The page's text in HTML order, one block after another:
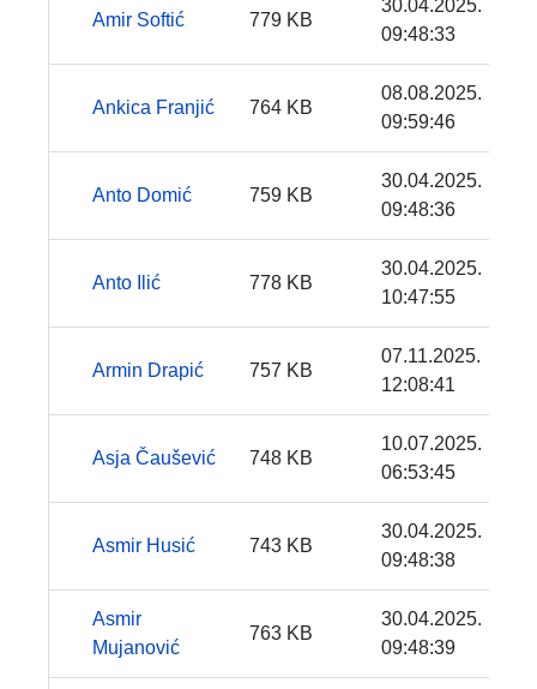
Amir Softić 779 KB
30.04.2025.
09:48:33
Ankica Franjić 764 KB
08.08.2025.
09:59:46
Anto Domić 759 KB
30.04.2025.
09:48:36
Anto Ilić 778 KB
30.04.2025.
10:47:55
Armin Drapić 757 KB
07.11.2025.
12:08:41
Asja Čaušević 748 KB
10.07.2025.
06:53:45
Asmir Husić 743 KB
30.04.2025.
09:48:38
Asmir
Mujanović
763 KB
30.04.2025.
09:48:39